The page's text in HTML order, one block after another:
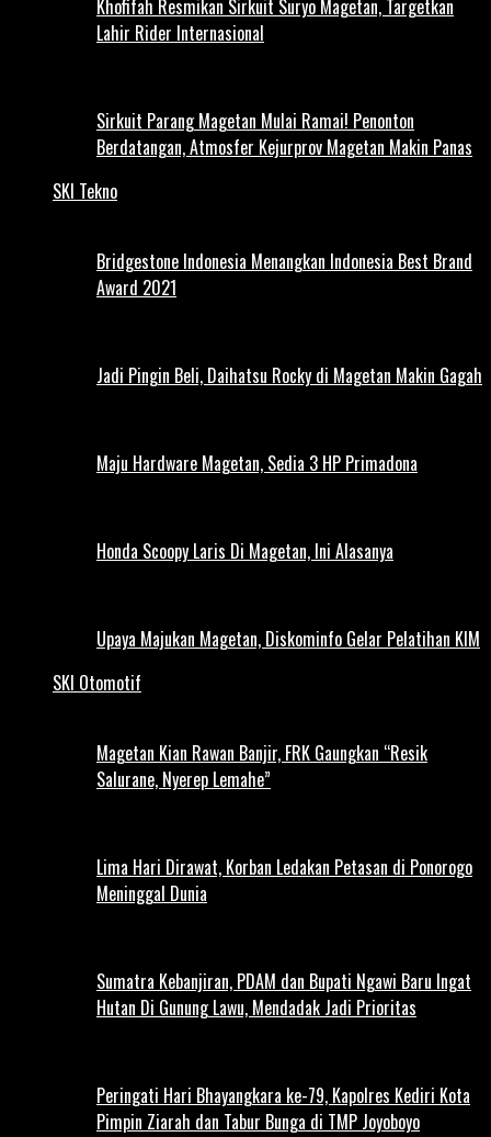
Khofifah Resmikan Sirkuit Suryo Magetan, Targetkan
Lahir Rider Internasional
Sirkuit Parang Magetan Mulai Ramai! Penonton
Berdatangan, Atmosfer Kejurprov Magetan Makin Panas
SKI Tekno
Bridgestone Indonesia Menangkan Indonesia Best Brand
Award 2021
Jadi Pingin Beli, Daihatsu Rocky di Magetan Makin Gagah
Maju Hardware Magetan, Sedia 3 HP Primadona
Honda Scoopy Laris Di Magetan, Ini Alasanya
Upaya Majukan Magetan, Diskominfo Gelar Pelatihan KIM
SKI Otomotif
Magetan Kian Rawan Banjir, FRK Gaungkan “Resik
Salurane, Nyerep Lemahe”
Lima Hari Dirawat, Korban Ledakan Petasan di Ponorogo
Meninggal Dunia
Sumatra Kebanjiran, PDAM dan Bupati Ngawi Baru Ingat
Hutan Di Gunung Lawu, Mendadak Jadi Prioritas
Peringati Hari Bhayangkara ke-79, Kapolres Kediri Kota
Pimpin Ziarah dan Tabur Bunga di TMP Joyoboyo